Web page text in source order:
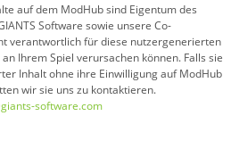
auf dem ModHub sind Eigentum des
Software sowie unsere Co-
verantwortlich für diese nutzergenerierten
Ihrem Spiel verursachen können. Falls sie
Inhalt ohne ihre Einwilligung auf ModHub
wir sie uns zu kontaktieren.
software.com